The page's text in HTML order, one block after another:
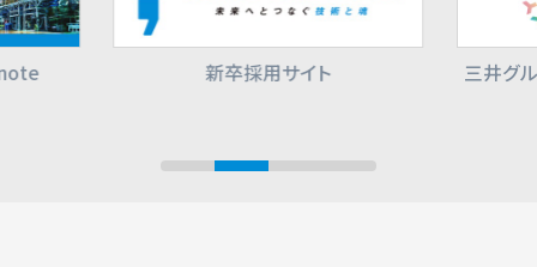
新卒採用サイト 三井グ